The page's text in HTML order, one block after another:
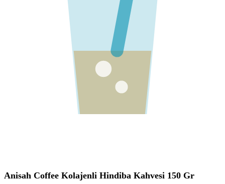
Anisah Coffee Kolajenli Hindiba Kahvesi 150 Gr